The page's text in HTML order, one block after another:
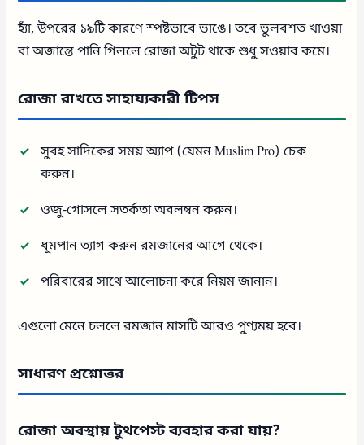
হ্যাঁ, উপরের ১৯টি কারণে স্পষ্টভাবে ভাঙে। তবে ভুলবশত খাওয়া
বা অজান্তে পানি গিললে রোজা অটুট থাকে শুধু সওয়াব কমে।​
রোজা রাখতে সাহায্যকারী টিপস
সুবহ সাদিকের সময় অ্যাপ (যেমন Muslim Pro) চেক
করুন।
ওজু-গোসলে সতর্কতা অবলম্বন করুন।
ধূমপান ত্যাগ করুন রমজানের আগে থেকে।
পরিবারের সাথে আলোচনা করে নিয়ম জানান।
এগুলো মেনে চললে রমজান মাসটি আরও পুণ্যময় হবে।
সাধারণ প্রশ্নোত্তর
রোজা অবস্থায় টুথপেস্ট ব্যবহার করা যায়?